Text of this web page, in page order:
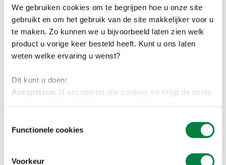
We gebruiken cookies om te begrijpen hoe u onze site
gebruikt en om het gebruik van de site makkelijker voor u
te maken. Zo kunnen we u bijvoorbeeld laten zien welk
product u vorige keer besteld heeft. Kunt u ons laten
weten welke ervaring u wenst?​
Dit kunt u doen:
Accepteren: U accepteert alle cookies en krijgt de beste
producten u de vorige keer had besteld.
cookies u accepteert. Zet hieronder de schuifjes aan of
Functionele cookies
Voorkeur